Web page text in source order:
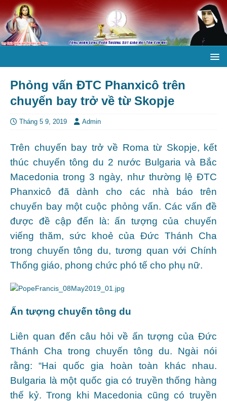
Phỏng vấn ĐTC Phanxicô trên
chuyến bay trở về từ Skopje
Tháng 5 9, 2019 Admin
Trên chuyến bay trở về Roma từ Skopje, kết
thúc chuyến tông du 2 nước Bulgaria và Bắc
Macedonia trong 3 ngày, như thường lệ ĐTC
Phanxicô đã dành cho các nhà báo trên
chuyến bay một cuộc phỏng vấn. Các vấn đề
được đề cập đến là: ấn tượng của chuyến
viếng thăm, sức khoẻ của Đức Thánh Cha
trong chuyến tông du, tương quan với Chính
Thống giáo, phong chức phó tế cho phụ nữ.
Ấn tượng chuyến tông du
Liên quan đến câu hỏi về ấn tượng của Đức
Thánh Cha trong chuyến tông du. Ngài nói
rằng: “Hai quốc gia hoàn toàn khác nhau.
Bulgaria là một quốc gia có truyền thống hàng
thế kỷ. Trong khi Macedonia cũng có truyền